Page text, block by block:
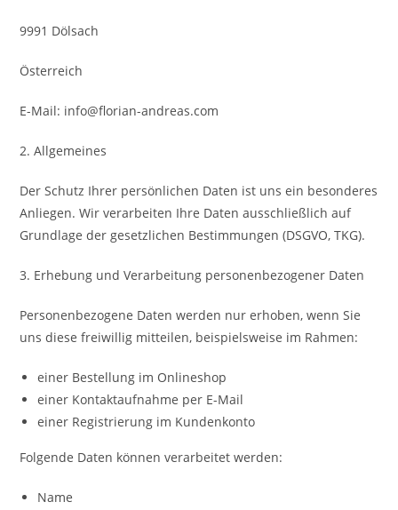
9991 Dölsach
Österreich
E-Mail: info@florian-andreas.com
2. Allgemeines
Der Schutz Ihrer persönlichen Daten ist uns ein besonderes
Anliegen. Wir verarbeiten Ihre Daten ausschließlich auf
Grundlage der gesetzlichen Bestimmungen (DSGVO, TKG).
3. Erhebung und Verarbeitung personenbezogener Daten
Personenbezogene Daten werden nur erhoben, wenn Sie
uns diese freiwillig mitteilen, beispielsweise im Rahmen:
einer Bestellung im Onlineshop
einer Kontaktaufnahme per E-Mail
einer Registrierung im Kundenkonto
Folgende Daten können verarbeitet werden:
Name